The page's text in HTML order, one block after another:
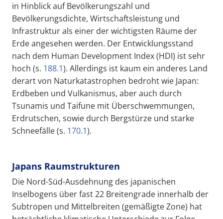
in Hinblick auf Bevölkerungszahl und
Bevölkerungsdichte, Wirtschaftsleistung und
Infrastruktur als einer der wichtigsten Räume der
Erde angesehen werden. Der Entwicklungsstand
nach dem Human Development Index (HDI) ist sehr
hoch (s. 188.1). Allerdings ist kaum ein anderes Land
derart von Naturkatastrophen bedroht wie Japan:
Erdbeben und Vulkanismus, aber auch durch
Tsunamis und Taifune mit Überschwemmungen,
Erdrutschen, sowie durch Bergstürze und starke
Schneefälle (s. 170.1).
Japans Raumstrukturen
Die Nord-Süd-Ausdehnung des japanischen
Inselbogens über fast 22 Breitengrade innerhalb der
Subtropen und Mittelbreiten (gemäßigte Zone) hat